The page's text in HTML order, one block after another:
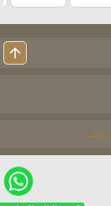
arrow_upward
لايف